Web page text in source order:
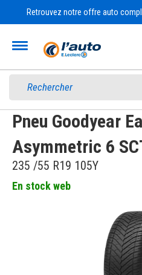
Retrouvez notre offre auto
Pneu Goodyear
Asymmetric 6
235 /55 R19 105Y
En stock web